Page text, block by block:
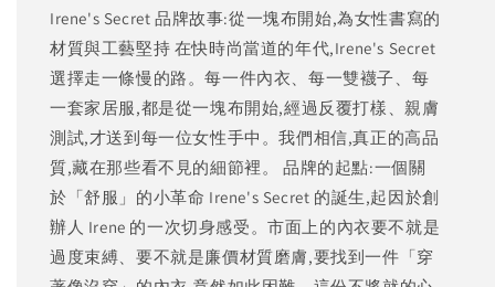
Irene's Secret 品牌故事:從一塊布開始,為女性書寫的
材質與工藝堅持 在快時尚當道的年代,Irene's Secret
選擇走一條慢的路。每一件內衣、每一雙襪子、每
一套家居服,都是從一塊布開始,經過反覆打樣、親膚
測試,才送到每一位女性手中。我們相信,真正的高品
質,藏在那些看不見的細節裡。 品牌的起點:一個關
於「舒服」的小革命 Irene's Secret 的誕生,起因於創
辦人 Irene 的一次切身感受。市面上的內衣要不就是
過度束縛、要不就是廉價材質磨膚,要找到一件「穿